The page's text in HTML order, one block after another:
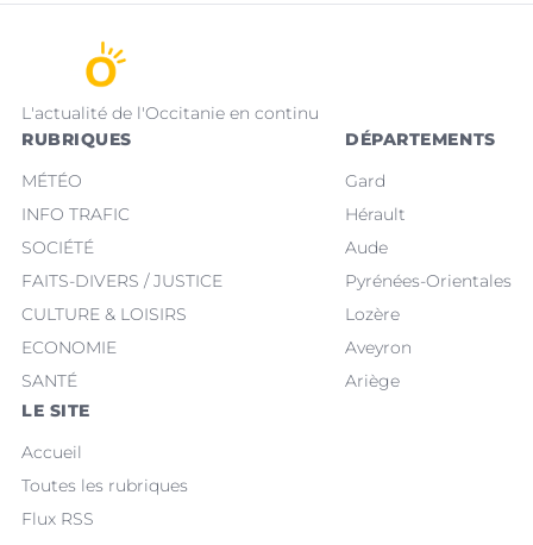
L'actualité de l'Occitanie en continu
RUBRIQUES
MÉTÉO
INFO TRAFIC
SOCIÉTÉ
FAITS-DIVERS / JUSTICE
CULTURE & LOISIRS
ECONOMIE
SANTÉ
DÉPARTEMENTS
Gard
Hérault
Aude
Pyrénées-Orientales
Lozère
Aveyron
Ariège
LE SITE
Accueil
Toutes les rubriques
Flux RSS